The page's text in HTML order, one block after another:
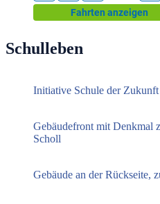
Schulleben
Initiative Schule der Zukunft
Gebäudefront mit Denkmal
Scholl
Gebäude an der Rückseite,